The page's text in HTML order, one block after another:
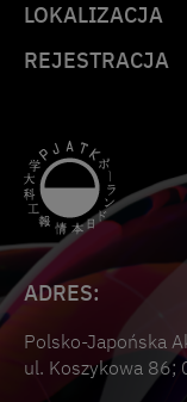
ADRES:
Polsko-Japońska
ul. Koszykowa
LOKALIZACJA
REJESTRACJA